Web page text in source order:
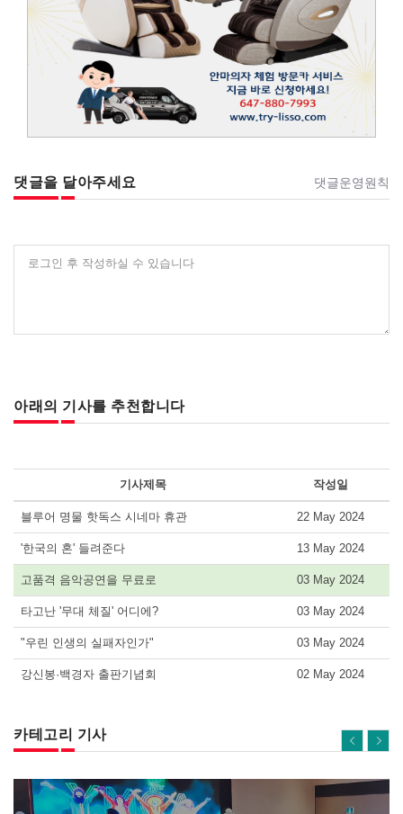
댓글을 달아주세요 댓글운영원칙
로그인 후 작성하실 수 있습니다
아래의 기사를 추천합니다
기사제목 작성일
블루어 명물 핫독스 시네마 휴관 22 May 2024
'한국의 혼' 들려준다 13 May 2024
고품격 음악공연을 무료로 03 May 2024
타고난 '무대 체질' 어디에? 03 May 2024
"우린 인생의 실패자인가" 03 May 2024
강신봉·백경자 출판기념회 02 May 2024
카테고리 기사